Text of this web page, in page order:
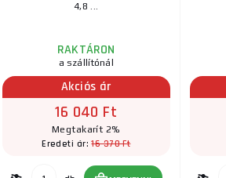
4,8 ...
RAKTÁRON
a szállítónál
Akciós ár
16 040 Ft
Megtakarít 2%
Eredeti ár:16 370 Ft